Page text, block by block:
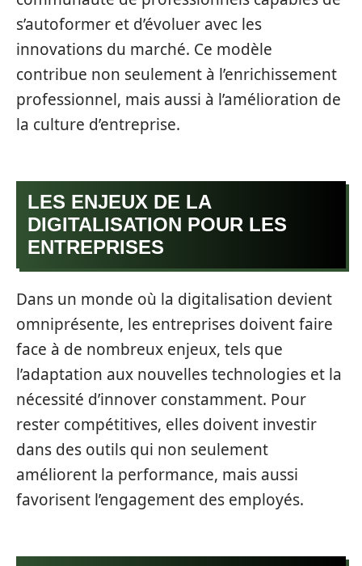
s’autoformer et d’évoluer avec les
innovations du marché. Ce modèle
contribue non seulement à l’enrichissement
professionnel, mais aussi à l’amélioration de
la culture d’entreprise.
LES ENJEUX DE LA
DIGITALISATION POUR LES
ENTREPRISES
Dans un monde où la digitalisation devient
omniprésente, les entreprises doivent faire
face à de nombreux enjeux, tels que
l’adaptation aux nouvelles technologies et la
nécessité d’innover constamment. Pour
rester compétitives, elles doivent investir
dans des outils qui non seulement
améliorent la performance, mais aussi
favorisent l’engagement des employés.